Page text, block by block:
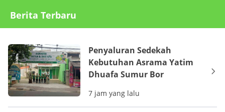
Berita Terbaru
Penyaluran Sedekah
Kebutuhan Asrama Yatim
Dhuafa Sumur Bor
7 jam yang lalu